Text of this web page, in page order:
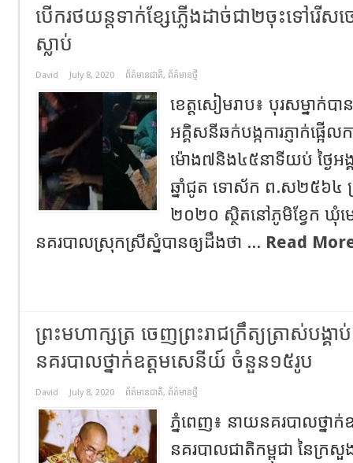
បើករថយន្តទាក់ខ្សែភ្លើងដាច់ជា២ចុះទៅរើសច
ស្លាប់
David July 8, 2020 ព័ត៌មានជាតិ, ព័ត៌មានថ្មី
ខេត្តសៀមរាប៖ បុរសម្នាក់ប
អគ្គិសនីឆក់បង្កការភ្ញាក់ផ្អើ
ម៉ោង៧និង៤៥នាទីយប់ ថ្ងៃអង្
ឆ្នាំជូត ទោស័ក ព.ស២៥៦៤ ត្
២០២០ ស្ថិតនៅភូមិខ្វែក ឃុំម
នគរបាលស្រុកស្រីស្នំបានឲ្យដឹងថា ... Read
ព្រះមហាក្សត្រ ចេញព្រះរាជក្រឹត្យត្រាស់បង្គ
នគរបាលថ្នាក់ឧត្តមសេនីយ៍ ចំនួន១៥រូប
David July 8, 2020 ព័ត៌មានជាតិ, ព័ត៌មានថ្មី
ភ្នំពេញ៖ នាយនគរបាលថ្នា
នគរបាលជាតិកម្ពុជា នៃក្រសួ